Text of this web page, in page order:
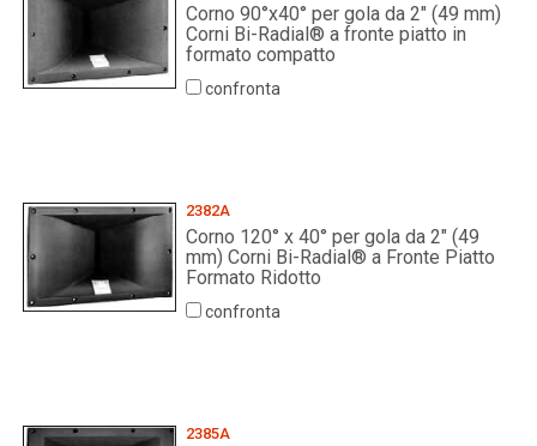
Corno 90°x40° per gola da 2" (49 mm)
Corni Bi-Radial® a fronte piatto in
formato compatto
confronta
2382A
Corno 120° x 40° per gola da 2" (49
mm) Corni Bi-Radial® a Fronte Piatto
Formato Ridotto
confronta
2385A